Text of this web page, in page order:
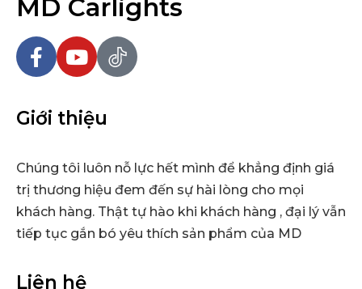
MD Carlights
Giới thiệu
Chúng tôi luôn nỗ lực hết mình để khẳng định giá
trị thương hiệu đem đến sự hài lòng cho mọi
khách hàng. Thật tự hào khi khách hàng , đại lý vẫn
tiếp tục gắn bó yêu thích sản phẩm của MD
Liên hệ